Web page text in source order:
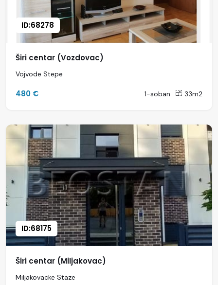
ID:68278
Širi centar (Vozdovac)
Vojvode Stepe
480 € 1-soban 33m2
ID:68175
Širi centar (Miljakovac)
Miljakovacke Staze